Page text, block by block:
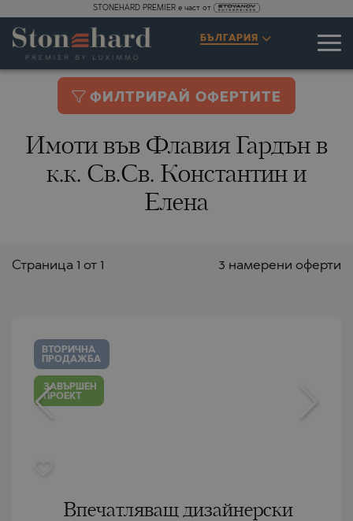
STONEHARD PREMIER е част от
БЪЛГАРИЯ
ФИЛТРИРАЙ ОФЕРТИТЕ
Имоти във Флавия Гардън в
к.к. Св.Св. Константин и
Елена
3 намерени оферти
Страницa 1 от 1
ВТОРИЧНА
ПРОДАЖБА
ЗАВЪРШЕН
ПРОЕКТ
Впечатляващ дизайнерски